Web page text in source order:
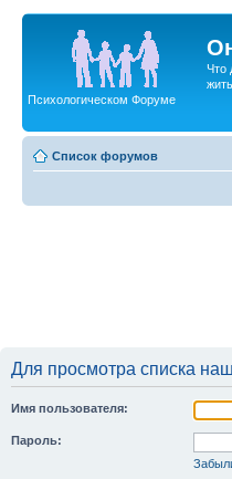
Что
Психологическом Форуме
Список форумов
Для просмотра списка
Имя пользователя:
Пароль: